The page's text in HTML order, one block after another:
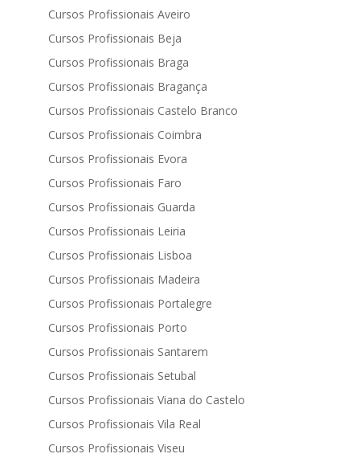
Cursos Profissionais Aveiro
Cursos Profissionais Beja
Cursos Profissionais Braga
Cursos Profissionais Bragança
Cursos Profissionais Castelo Branco
Cursos Profissionais Coimbra
Cursos Profissionais Evora
Cursos Profissionais Faro
Cursos Profissionais Guarda
Cursos Profissionais Leiria
Cursos Profissionais Lisboa
Cursos Profissionais Madeira
Cursos Profissionais Portalegre
Cursos Profissionais Porto
Cursos Profissionais Santarem
Cursos Profissionais Setubal
Cursos Profissionais Viana do Castelo
Cursos Profissionais Vila Real
Cursos Profissionais Viseu